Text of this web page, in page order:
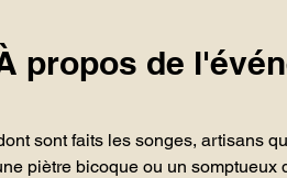
propos de
sont faits les songes, artisans
piètre bicoque ou un